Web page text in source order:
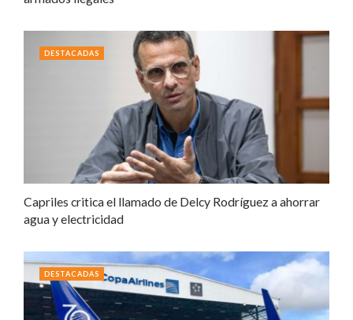
Capriles critica el llamado de Delcy Rodríguez a ahorrar
agua y electricidad
DESTACADAS
DESTACADAS